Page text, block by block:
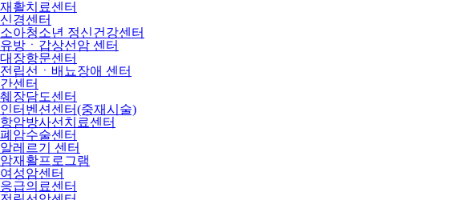
재활치료센터
신경센터
소아청소년 정신건강센터
유방ㆍ갑상선암 센터
대장항문센터
전립선ㆍ배뇨장애 센터
간센터
췌장담도센터
인터벤션센터(중재시술)
항암방사선치료센터
폐암수술센터
알레르기 센터
암재활프로그램
여성암센터
응급의료센터